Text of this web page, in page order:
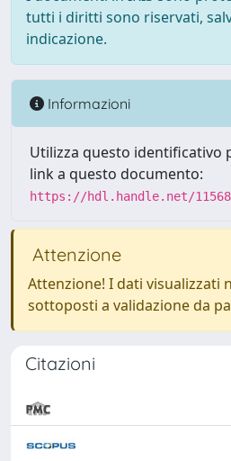
tutti i diritti sono riservati,
indicazione.
Informazioni
Utilizza questo identificativo
link a questo documento:
https://hdl.handle.net/
Attenzione
Attenzione! I dati visualizzati
sottoposti a validazione da
Citazioni